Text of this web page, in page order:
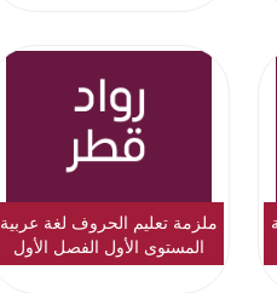
ملزمة تعليم الحروف لغة عربية
المستوى الأول الفصل الأول